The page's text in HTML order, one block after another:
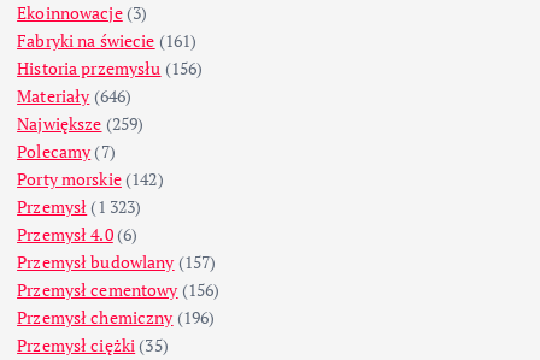
Ekoinnowacje(3)
Fabryki na świecie (161)
Historia przemysłu (156)
Materiały (646)
Największe (259)
Polecamy (7)
Porty morskie(142)
Przemysł (1 323)
Przemysł 4.0(6)
Przemysł budowlany (157)
Przemysł cementowy (156)
Przemysł chemiczny (196)
Przemysł ciężki (35)